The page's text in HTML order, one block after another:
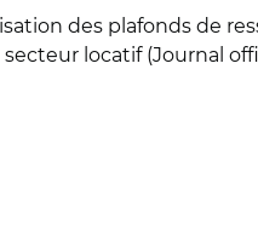
des plafonds de
locatif (Journal